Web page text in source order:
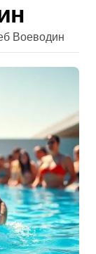
Воеводин